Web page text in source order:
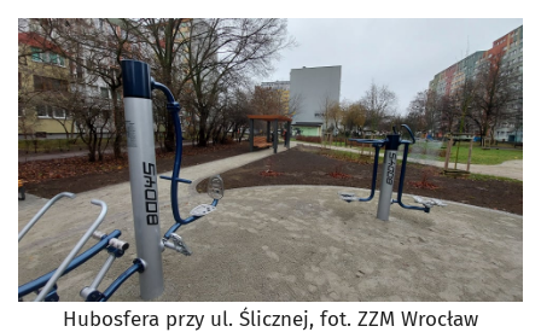
Hubosfera przy ul. Ślicznej, fot. ZZM Wrocław